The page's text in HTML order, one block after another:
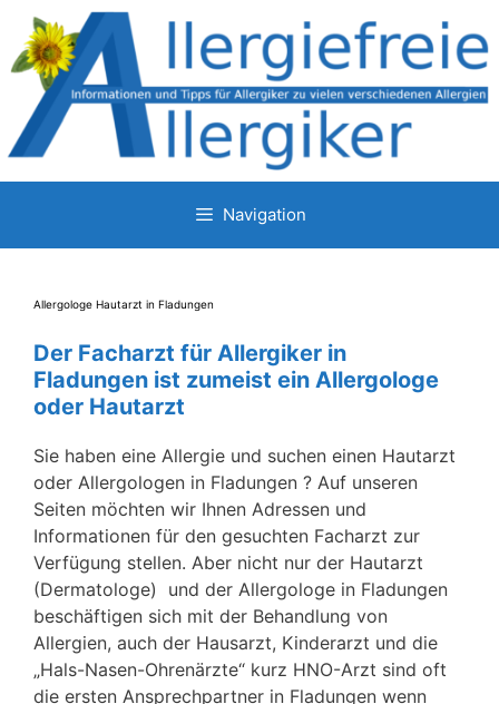
Zum
Inhalt
springen
Navigation
Allergologe Hautarzt in Fladungen
Der Facharzt für Allergiker in
Fladungen ist zumeist ein Allergologe
oder Hautarzt
Sie haben eine Allergie und suchen einen Hautarzt
oder Allergologen in Fladungen ? Auf unseren
Seiten möchten wir Ihnen Adressen und
Informationen für den gesuchten Facharzt zur
Verfügung stellen. Aber nicht nur der Hautarzt
(Dermatologe) und der Allergologe in Fladungen
beschäftigen sich mit der Behandlung von
Allergien, auch der Hausarzt, Kinderarzt und die
„Hals-Nasen-Ohrenärzte“ kurz HNO-Arzt sind oft
die ersten Ansprechpartner in Fladungen wenn